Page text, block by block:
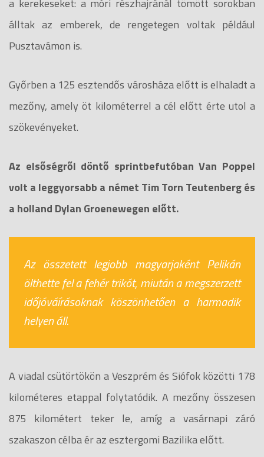
álltak az emberek, de rengetegen voltak például
Pusztavámon is.
Győrben a 125 esztendős városháza előtt is elhaladt a
mezőny, amely öt kilométerrel a cél előtt érte utol a
szökevényeket.
Az elsőségről döntő sprintbefutóban Van Poppel
volt a leggyorsabb a német Tim Torn Teutenberg és
a holland Dylan Groenewegen előtt.
Az összetett legjobb magyarjaként Pelikán
ölthette fel a fehér trikót, miután a megszerzett
időjóváírásoknak köszönhetően a harmadik
helyen áll.
A viadal csütörtökön a Veszprém és Siófok közötti 178
kilométeres etappal folytatódik. A mezőny összesen
875 kilométert teker le, amíg a vasárnapi záró
szakaszon célba ér az esztergomi Bazilika előtt.